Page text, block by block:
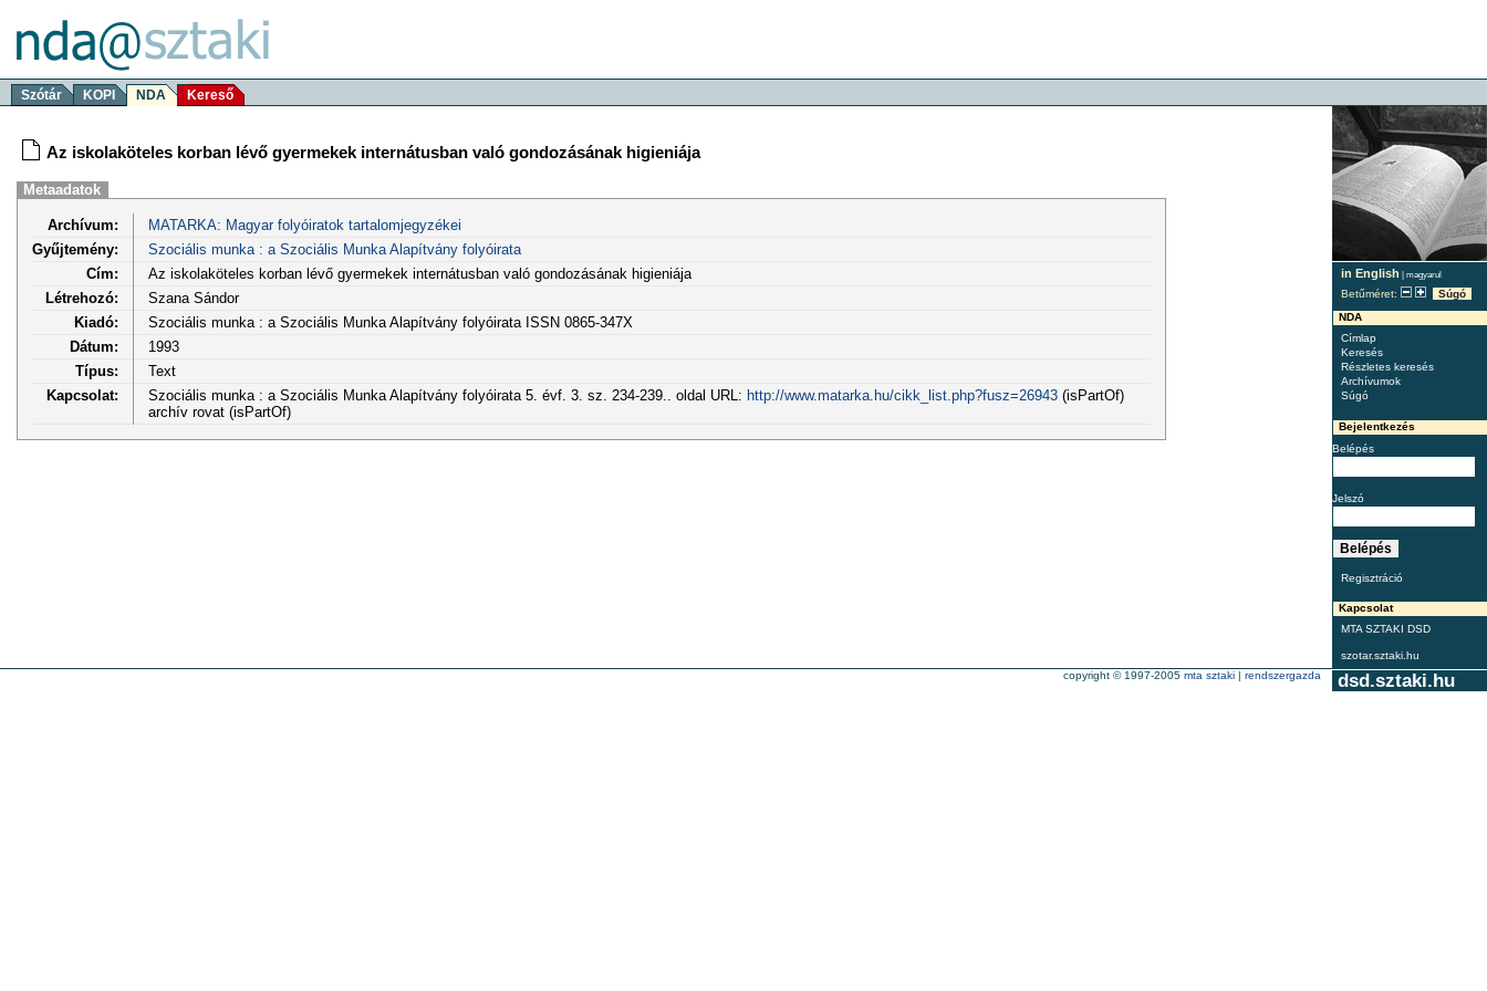
Szótár KOPI NDA Kereső
in English | magyarul
Betűméret:
Súgó
NDA
Címlap
Keresés
Részletes keresés
Archívumok
Súgó
Bejelentkezés
Belépés
Jelszó
Regisztráció
Kapcsolat
MTA SZTAKI DSD
szotar.sztaki.hu
Az iskolaköteles korban lévő gyermekek internátusban való gondozásának higieniája
Metaadatok
Archívum:
MATARKA: Magyar folyóiratok tartalomjegyzékei
Gyűjtemény:
Szociális munka : a Szociális Munka Alapítvány folyóirata
Cím:
Az iskolaköteles korban lévő gyermekek internátusban való gondozásának higieniája
Létrehozó:
Szana Sándor
Kiadó:
Szociális munka : a Szociális Munka Alapítvány folyóirata ISSN 0865-347X
Dátum:
1993
Típus:
Text
Kapcsolat:
Szociális munka : a Szociális Munka Alapítvány folyóirata 5. évf. 3. sz. 234-239.. oldal URL: http://www.matarka.hu/cikk_list.php?fusz=26943(isPartOf)
archív rovat (isPartOf)
dsd.sztaki.hu
copyright © 1997-2005 mta sztaki | rendszergazda